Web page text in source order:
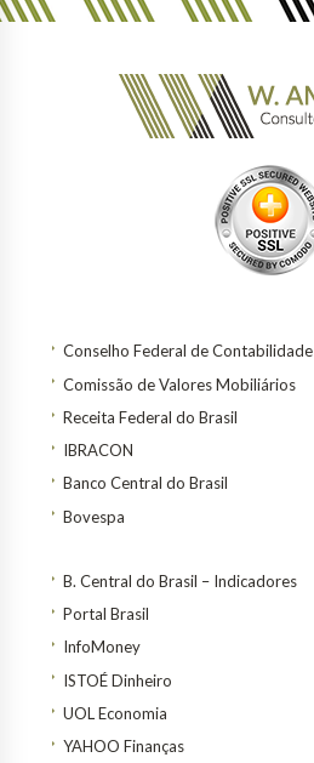
Conselho Federal de Contabilidade
Comissão de Valores Mobiliários
Receita Federal do Brasil
IBRACON
Banco Central do Brasil
Bovespa
B. Central do Brasil – Indicadores
Portal Brasil
InfoMoney
ISTOÉ Dinheiro
UOL Economia
YAHOO Finanças